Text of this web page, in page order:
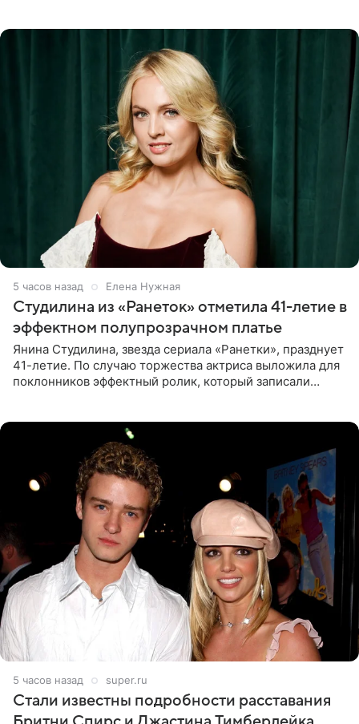
5 часов назад Елена Нужная
Студилина из «Ранеток» отметила 41-летие в
эффектном полупрозрачном платье
Янина Студилина, звезда сериала «Ранетки», празднует
41-летие. По случаю торжества актриса выложила для
поклонников эффектный ролик, который записали
5 часов назад super.ru
Стали известны подробности расставания